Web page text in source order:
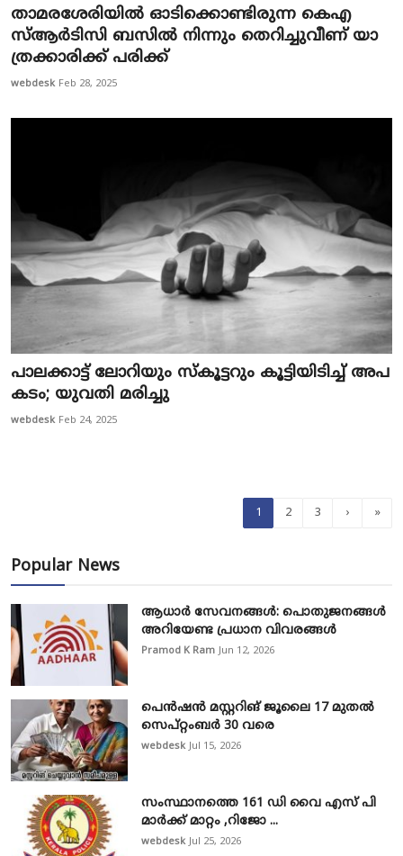
താ​മ​ര​ശേ​രിയിൽ ഓ​ടി​ക്കൊ​ണ്ടി​രു​ന്ന കെ​എ​
സ്ആ​ര്‍​ടി​സി ബ​സി​ല്‍ നി​ന്നും തെ​റി​ച്ചു​വീ​ണ് യാ​
ത്ര​ക്കാ​രി​ക്ക് പ​രി​ക്ക്
webdesk Feb 28, 2025
പാ​ല​ക്കാ​ട്ട് ലോ​റി​യും സ്കൂ​ട്ട​റും കൂ​ട്ടി​യി​ടി​ച്ച് അ​പ​
ക​ടം; യു​വ​തി മ​രി​ച്ചു
webdesk Feb 24, 2025
1 2 3 › »
Popular News
ആധാർ സേവനങ്ങൾ: പൊതുജനങ്ങൾ
അറിയേണ്ട പ്രധാന വിവരങ്ങൾ
Pramod K Ram Jun 12, 2026
പെൻഷൻ മസ്റ്ററിങ് ജൂലൈ 17 മുതൽ
സെപ്റ്റംബർ 30 വരെ
webdesk Jul 15, 2026
സംസ്ഥാനത്തെ 161 ഡി വൈ എസ് പി
മാർക്ക് മാറ്റം ,റിജോ ...
webdesk Jul 25, 2026